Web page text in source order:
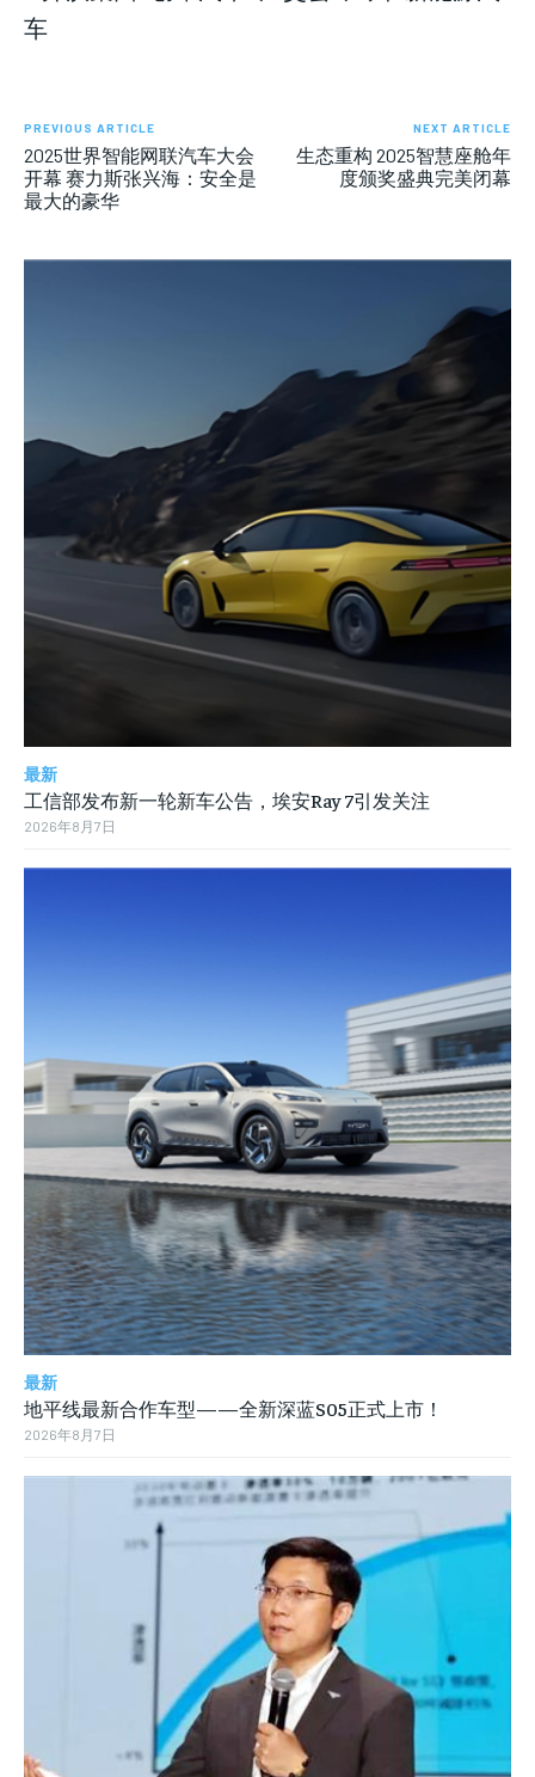
车
PREVIOUS ARTICLE
2025世界智能网联汽车大会
开幕 赛力斯张兴海：安全是
最大的豪华
NEXT ARTICLE
生态重构 2025智慧座舱年
度颁奖盛典完美闭幕
最新
工信部发布新一轮新车公告，埃安Ray 7引发关注
2026年8月7日
最新
地平线最新合作车型——全新深蓝S05正式上市！
2026年8月7日